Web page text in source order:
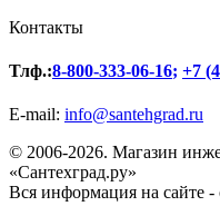
Контакты
Тлф.:8-800-333-06-16; +7
E-mail: info@santehgrad.ru
© 2006-2026. Магазин
«Сантехград.ру»
Вся информация на сайте -